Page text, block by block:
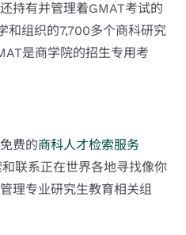
持有并管理着GMAT考试的
和组织的7,700多个商科研究
是商学院的招生专用考
费的商科人才检索服务
联系正在世界各地寻找像你
理专业研究生教育相关组